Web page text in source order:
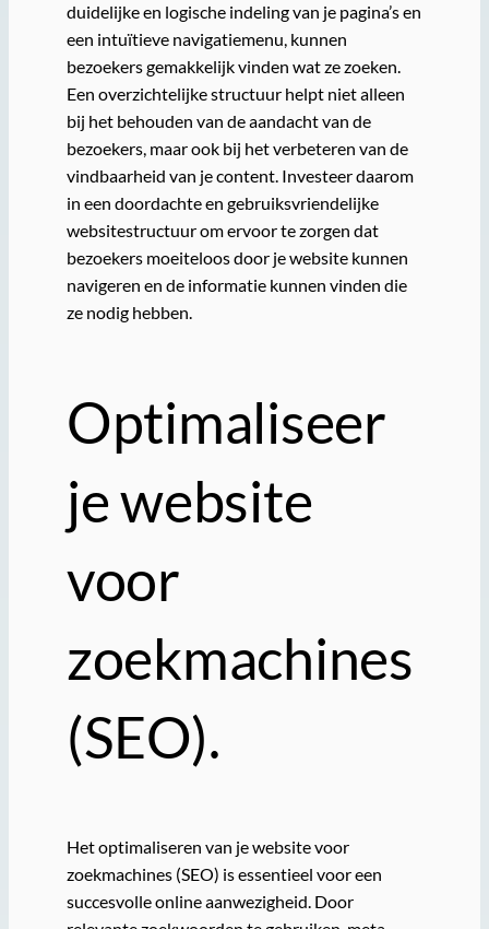
duidelijke en logische indeling van je pagina’s en
een intuïtieve navigatiemenu, kunnen
bezoekers gemakkelijk vinden wat ze zoeken.
Een overzichtelijke structuur helpt niet alleen
bij het behouden van de aandacht van de
bezoekers, maar ook bij het verbeteren van de
vindbaarheid van je content. Investeer daarom
in een doordachte en gebruiksvriendelijke
websitestructuur om ervoor te zorgen dat
bezoekers moeiteloos door je website kunnen
navigeren en de informatie kunnen vinden die
ze nodig hebben.
Optimaliseer
je website
voor
zoekmachines
(SEO).
Het optimaliseren van je website voor
zoekmachines (SEO) is essentieel voor een
succesvolle online aanwezigheid. Door